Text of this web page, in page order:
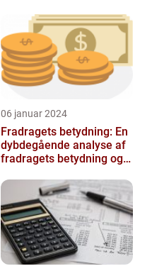
finansieri...
06 januar 2024
Fradragets betydning: En
dybdegående analyse af
fradragets betydning og